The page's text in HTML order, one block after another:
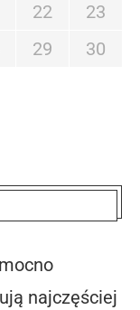
22
23
29
30
najczęściej